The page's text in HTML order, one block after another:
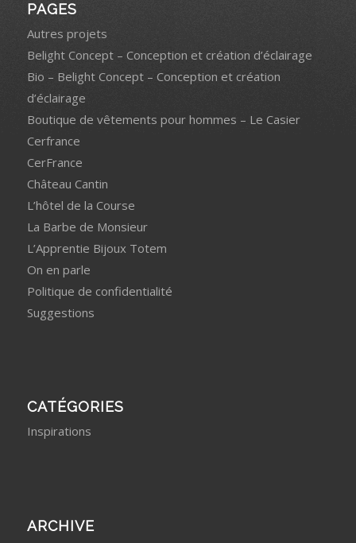
PAGES
Autres projets
Belight Concept – Conception et création d’éclairage
Bio – Belight Concept – Conception et création
d’éclairage
Boutique de vêtements pour hommes – Le Casier
Cerfrance
CerFrance
Château Cantin
L’hôtel de la Course
La Barbe de Monsieur
L’Apprentie Bijoux Totem
On en parle
Politique de confidentialité
Suggestions
CATÉGORIES
Inspirations
ARCHIVE